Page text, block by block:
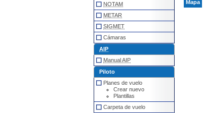
Mapa
NOTAM
METAR
SIGMET
Cámaras
AIP
Manual AIP
Piloto
Planes de vuelo
Crear nuevo
Plantillas
Carpeta de vuelo